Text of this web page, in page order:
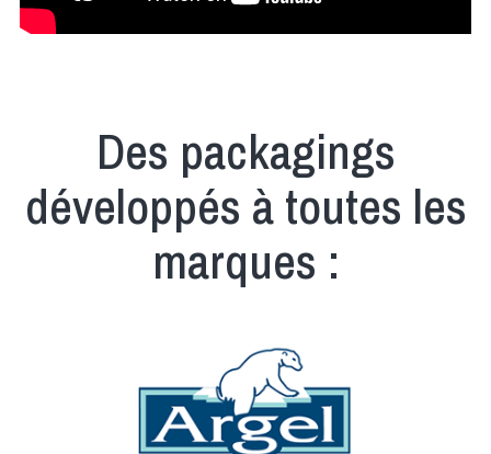
Des packagings
développés à toutes les
marques :